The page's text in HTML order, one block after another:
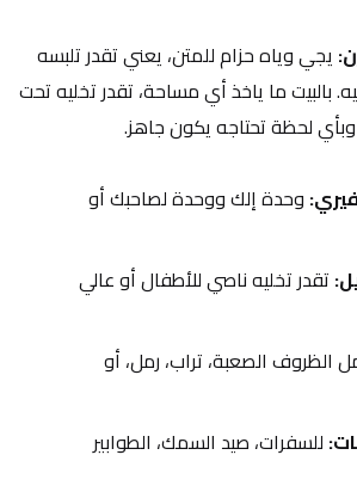
وبأي لحظة تحتاجه يكون جاهز.
للسفرات، صيد السمك، الطوابير